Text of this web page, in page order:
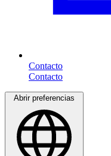
Contacto
Abrir preferencias